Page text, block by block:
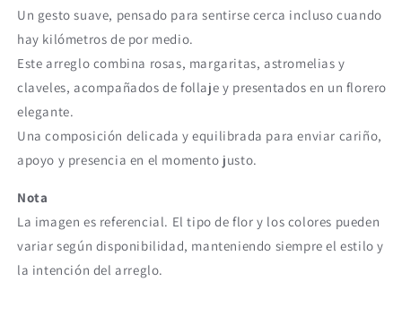
Un gesto suave, pensado para sentirse cerca incluso cuando
hay kilómetros de por medio.
Este arreglo combina rosas, margaritas, astromelias y
claveles, acompañados de follaje y presentados en un florero
elegante.
Una composición delicada y equilibrada para enviar cariño,
apoyo y presencia en el momento justo.
Nota
La imagen es referencial. El tipo de flor y los colores pueden
variar según disponibilidad, manteniendo siempre el estilo y
la intención del arreglo.